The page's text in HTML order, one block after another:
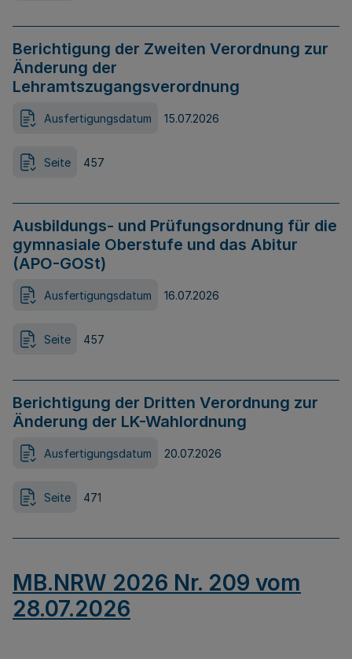
Berichtigung der Zweiten Verordnung zur
Änderung der
Lehramtszugangsverordnung
Ausfertigungsdatum 15.07.2026
Seite 457
Ausbildungs- und Prüfungsordnung für die
gymnasiale Oberstufe und das Abitur
(APO-GOSt)
Ausfertigungsdatum 16.07.2026
Seite 457
Berichtigung der Dritten Verordnung zur
Änderung der LK-Wahlordnung
Ausfertigungsdatum 20.07.2026
Seite 471
MB.NRW 2026 Nr. 209 vom
28.07.2026